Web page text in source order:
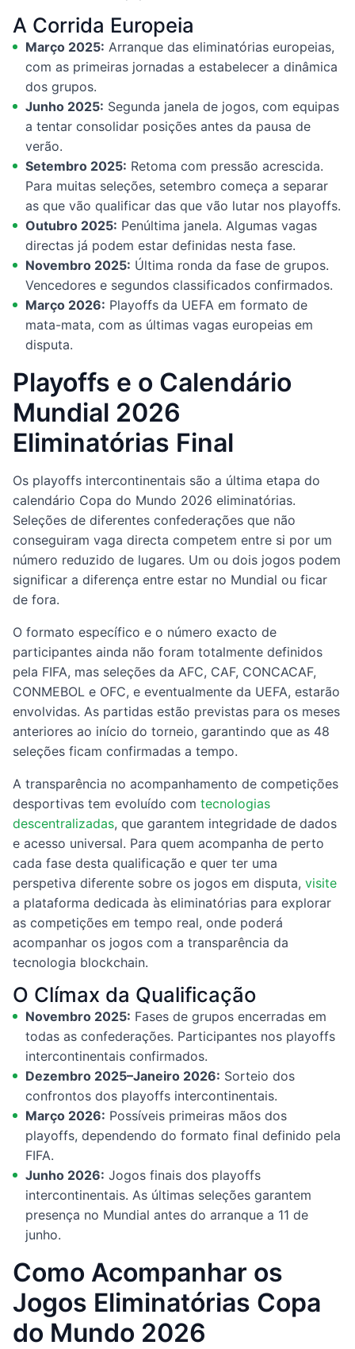
A Corrida Europeia
Março 2025: Arranque das eliminatórias europeias,
com as primeiras jornadas a estabelecer a dinâmica
dos grupos.
Junho 2025: Segunda janela de jogos, com equipas
a tentar consolidar posições antes da pausa de
verão.
Setembro 2025: Retoma com pressão acrescida.
Para muitas seleções, setembro começa a separar
as que vão qualificar das que vão lutar nos playoffs.
Outubro 2025: Penúltima janela. Algumas vagas
directas já podem estar definidas nesta fase.
Novembro 2025: Última ronda da fase de grupos.
Vencedores e segundos classificados confirmados.
Março 2026: Playoffs da UEFA em formato de
mata-mata, com as últimas vagas europeias em
disputa.
Playoffs e o Calendário
Mundial 2026
Eliminatórias Final
Os playoffs intercontinentais são a última etapa do
calendário Copa do Mundo 2026 eliminatórias.
Seleções de diferentes confederações que não
conseguiram vaga directa competem entre si por um
número reduzido de lugares. Um ou dois jogos podem
significar a diferença entre estar no Mundial ou ficar
de fora.
O formato específico e o número exacto de
participantes ainda não foram totalmente definidos
pela FIFA, mas seleções da AFC, CAF, CONCACAF,
CONMEBOL e OFC, e eventualmente da UEFA, estarão
envolvidas. As partidas estão previstas para os meses
anteriores ao início do torneio, garantindo que as 48
seleções ficam confirmadas a tempo.
A transparência no acompanhamento de competições
desportivas tem evoluído com tecnologias
descentralizadas, que garantem integridade de dados
e acesso universal. Para quem acompanha de perto
cada fase desta qualificação e quer ter uma
perspetiva diferente sobre os jogos em disputa, visite
a plataforma dedicada às eliminatórias para explorar
as competições em tempo real, onde poderá
acompanhar os jogos com a transparência da
tecnologia blockchain.
O Clímax da Qualificação
Novembro 2025: Fases de grupos encerradas em
todas as confederações. Participantes nos playoffs
intercontinentais confirmados.
Dezembro 2025–Janeiro 2026: Sorteio dos
confrontos dos playoffs intercontinentais.
Março 2026: Possíveis primeiras mãos dos
playoffs, dependendo do formato final definido pela
FIFA.
Junho 2026: Jogos finais dos playoffs
intercontinentais. As últimas seleções garantem
presença no Mundial antes do arranque a 11 de
junho.
Como Acompanhar os
Jogos Eliminatórias Copa
do Mundo 2026